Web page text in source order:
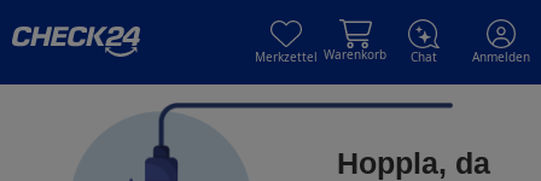
Merkzettel Warenkorb Chat Anmelden
Hoppla, da